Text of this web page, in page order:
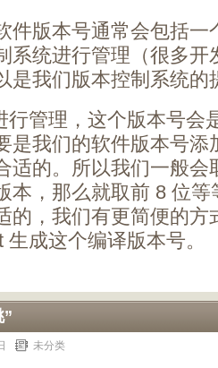
件版本号通常会包括一
系统进行管理（很多开
是我们版本控制系统的
行管理，这个版本号会
是我们的软件版本号添
适的。所以我们一般
本，那么就取前 8 位
的，我们有更简便的方
成这个编译版本号。
未分类